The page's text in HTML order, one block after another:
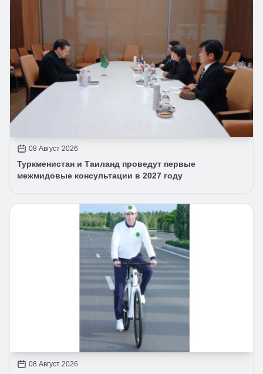
08 Август 2026
Туркменистан и Таиланд проведут первые
межмидовые консультации в 2027 году
08 Август 2026